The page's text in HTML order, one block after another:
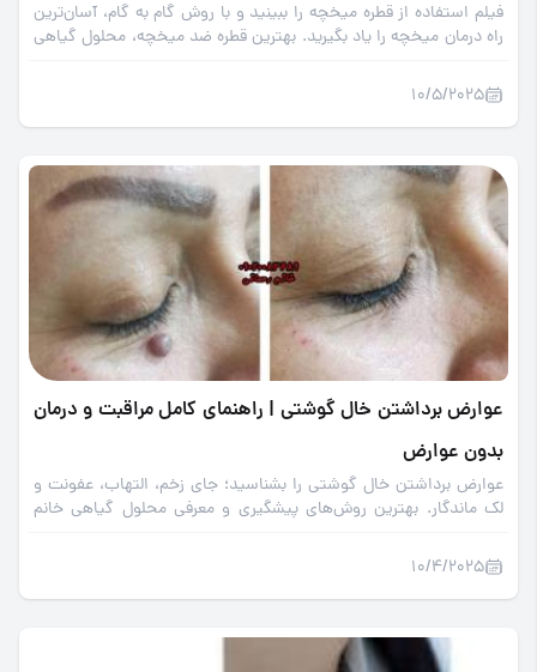
فیلم استفاده از قطره میخچه را ببینید و با روش گام به گام، آسان‌ترین
راه درمان میخچه را یاد بگیرید. بهترین قطره ضد میخچه، محلول گیاهی
10/5/2025
عوارض برداشتن خال گوشتی | راهنمای کامل مراقبت و درمان
بدون عوارض
عوارض برداشتن خال گوشتی را بشناسید؛ جای زخم، التهاب، عفونت و
لک ماندگار. بهترین روش‌های پیشگیری و معرفی محلول گیاهی خانم
10/4/2025